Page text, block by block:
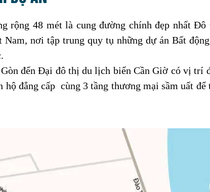
rộng 48 mét là cung đường chính đẹp nhất
nơi tập trung quy tụ những dự án Bất
đến Đại đô thị du lịch biển Cần Giờ có vị trí
đẳng cấp cùng 3 tầng thương mại sầm uất